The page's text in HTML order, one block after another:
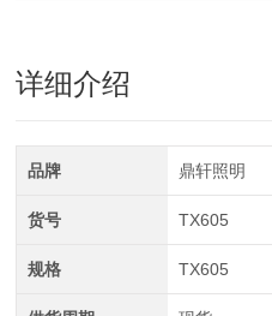
详细介绍
品牌 鼎轩照明
货号 TX605
规格 TX605